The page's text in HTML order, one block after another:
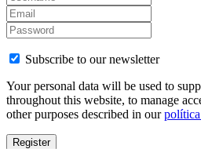
Subscribe to our newsletter
Your personal data will be used to
throughout this website, to manage
other purposes described in our